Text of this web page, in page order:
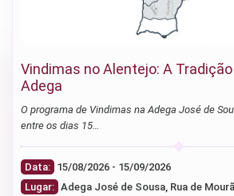
Vindimas no Alentejo: A
Adega
O programa de Vindimas na Adega José de
entre os dias 15…
Data:
15/08/2026 - 15/09/2026
Lugar: Adega José de Sousa, Rua de